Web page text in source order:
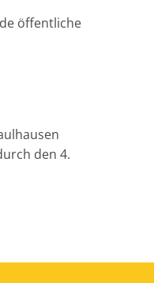
öffentliche
den 4.